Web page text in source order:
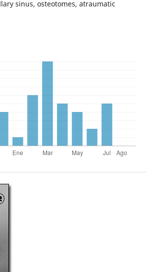
sinus, osteotomes, atraumatic